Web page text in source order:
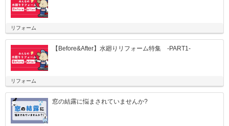
リフォーム
【Before&After】水廻りリフォーム特集 -PART1-
リフォーム
窓の結露に悩まされていませんか?